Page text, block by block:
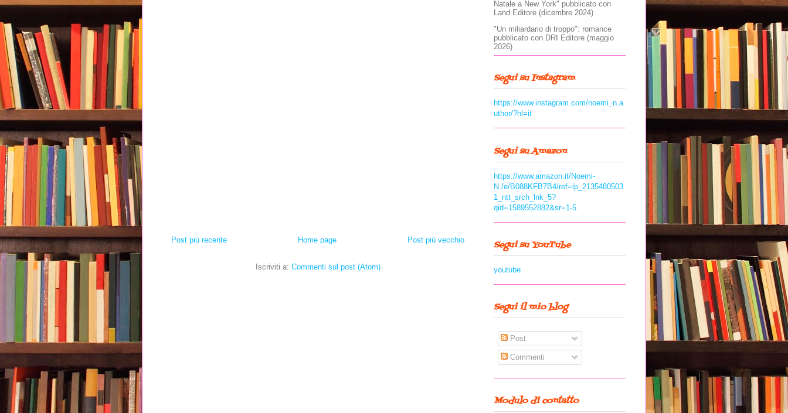
Post più recente Post più vecchio
Home page
Iscriviti a: Commenti sul post (Atom)
Natale a New York" pubblicato con
Land Editore (dicembre 2024)
"Un miliardario di troppo": romance
pubblicato con DRI Editore (maggio
2026)
Segui su Instagram
https://www.instagram.com/noemi_n.a
uthor/?hl=it
Segui su Amazon
https://www.amazon.it/Noemi-
N./e/B088KFB7B4/ref=lp_2135480503
1_ntt_srch_lnk_5?
qid=1589552882&sr=1-5
Segui su YouTube
youtube
Segui il mio blog
Post
Commenti
Modulo di contatto